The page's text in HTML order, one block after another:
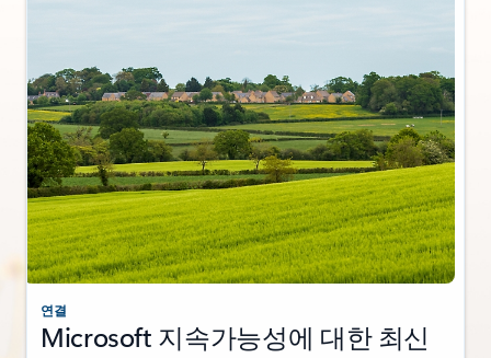
연결
Microsoft 지속가능성에 대한 최신